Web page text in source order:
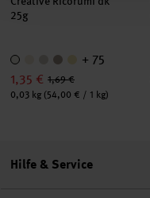
25g
+ 75
1,35 € 1,69 €
Inhalt:
0,03 kg (54,00 € / 1 kg)
Hilfe & Service